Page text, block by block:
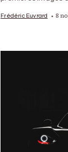
Frédéric Euvrard 8